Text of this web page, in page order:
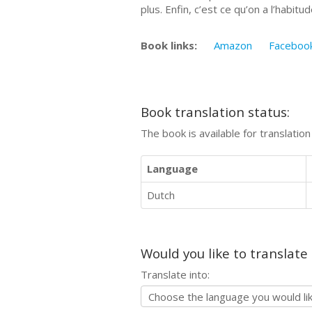
plus. Enfin, c’est ce qu’on a
Book links: Amazon
Book translation status:
The book is available for
Language
Dutch
Would you like to
Translate into: